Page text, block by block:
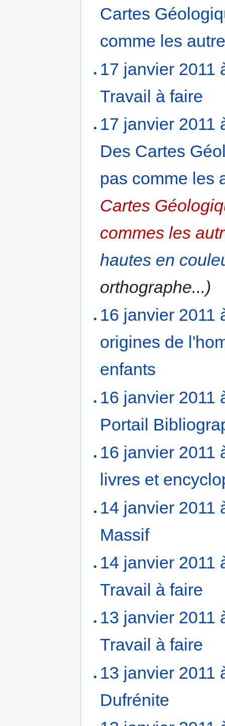
Cartes
comme les
17 janvier 2011
Travail à faire
17 janvier 2011
Des Cartes
pas comme les
Cartes
commes les
hautes en
orthographe...)
16 janvier 2011
origines de
enfants
16 janvier 2011
Portail
16 janvier 2011
livres et
14 janvier 2011
Massif‎
14 janvier 2011
Travail à faire
13 janvier 2011
Travail à faire
13 janvier 2011
Dufrénite